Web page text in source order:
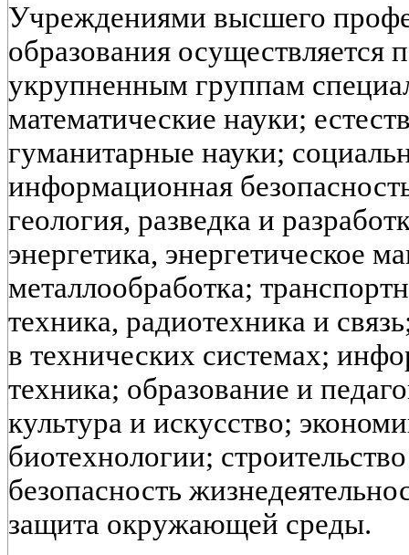
Учреждениями высшего
образования
укрупненным группам
математические науки;
гуманитарные науки;
информационная
геология, разведка и
энергетика, энергетическое
металлообработка;
техника, радиотехника и
в технических системах;
техника; образование и
культура и искусство;
биотехнологии;
безопасность
защита окружающей среды.